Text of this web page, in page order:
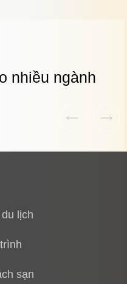
nhiều ngành
lịch
sạn